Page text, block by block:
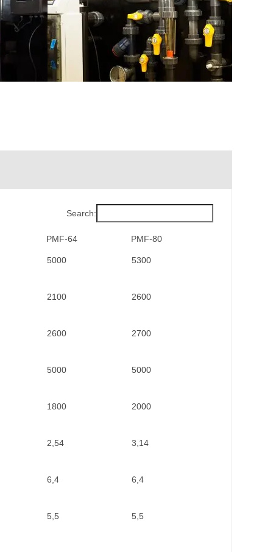
Search:
PMF-64
PMF-80
PMF-64
PMF-80
5000 5300
2100 2600
2600 2700
5000 5000
1800 2000
2,54 3,14
6,4 6,4
5,5 5,5